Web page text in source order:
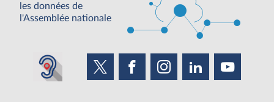
les données de
l'Assemblée nationale